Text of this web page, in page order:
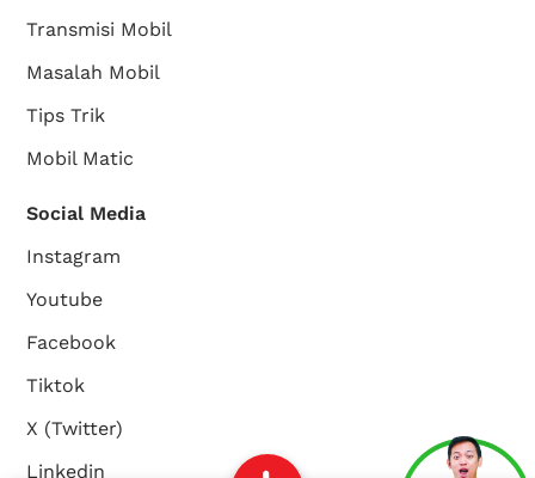
Transmisi Mobil
Masalah Mobil
Tips Trik
Mobil Matic
Social Media
Instagram
Youtube
Facebook
Tiktok
X (Twitter)
Linkedin